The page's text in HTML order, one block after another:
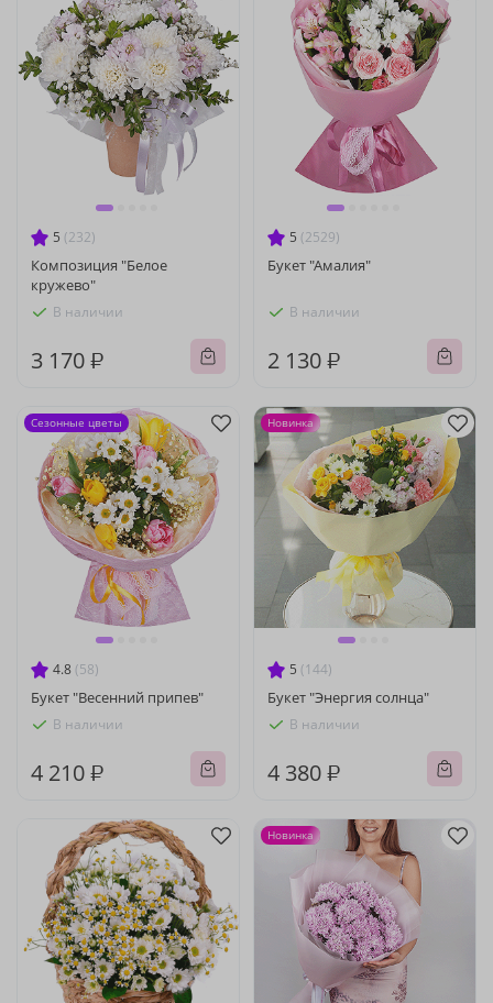
5 (232)
Композиция "Белое
кружево"
В наличии
3 170 ₽
5 (2529)
Букет "Амалия"
В наличии
2 130 ₽
4.8 (58)
Букет "Весенний припев"
В наличии
4 210 ₽
Сезонные цветы
5 (144)
Букет "Энергия солнца"
В наличии
4 380 ₽
Новинка
Новинка